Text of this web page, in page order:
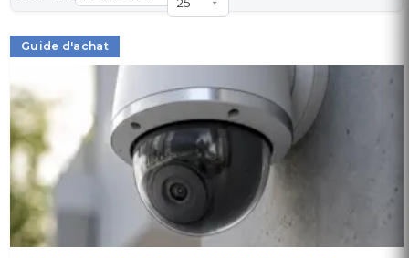
Guide d'achat